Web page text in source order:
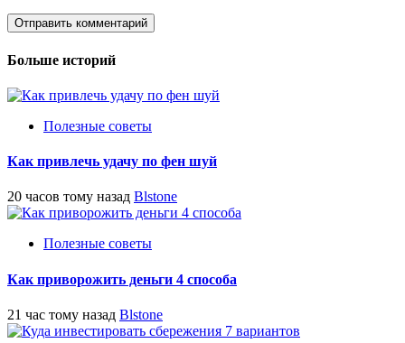
Больше историй
Полезные советы
Как привлечь удачу по фен шуй
20 часов тому назад Blstone
Полезные советы
Как приворожить деньги 4 способа
21 час тому назад Blstone